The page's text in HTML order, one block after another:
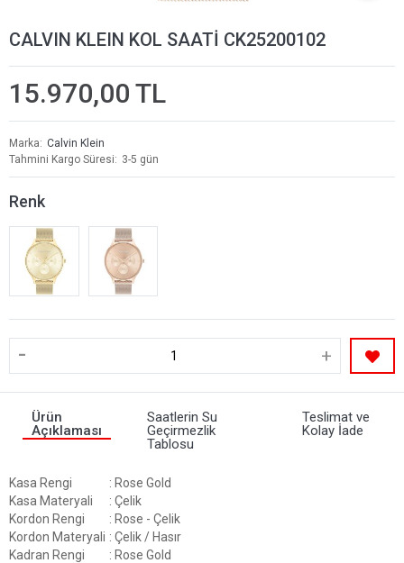
CALVIN KLEIN KOL SAATİ CK25200102
15.970,00 TL
Marka
Calvin Klein
Tahmini Kargo Süresi
3-5 gün
Renk
- +
Ürün
Açıklaması
Saatlerin Su
Geçirmezlik
Tablosu
Teslimat ve
Kolay İade
Kasa Rengi
: Rose Gold
Kasa Materyali
: Çelik
Kordon Rengi
: Rose - Çelik
Kordon Materyali : Çelik / Hasır
Kadran Rengi
: Rose Gold